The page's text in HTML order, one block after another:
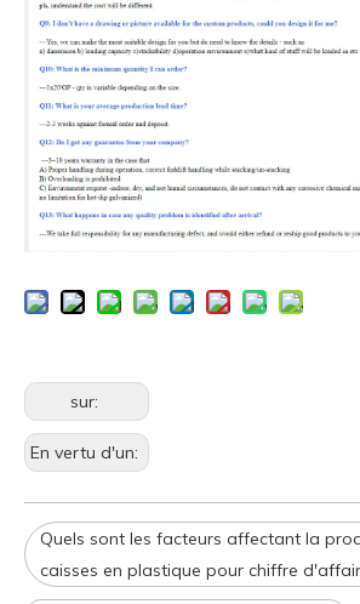
sur:
En vertu d'un:
Quels sont les facteurs affectant la
caisses en plastique pour chiffre